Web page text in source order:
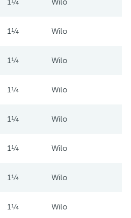
1¼ Wilo
1¼ Wilo
1¼ Wilo
1¼ Wilo
1¼ Wilo
1¼ Wilo
1¼ Wilo